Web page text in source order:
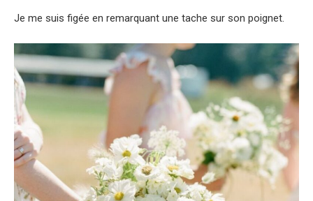
Je me suis figée en remarquant une tache sur son poignet.